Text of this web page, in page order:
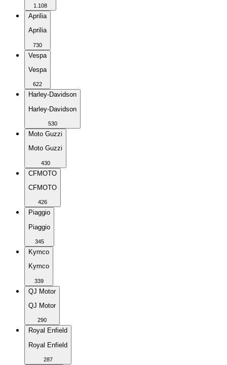
1.108
Aprilia
Aprilia
730
Vespa
Vespa
622
Harley-Davidson
Harley-Davidson
530
Moto Guzzi
Moto Guzzi
430
CFMOTO
CFMOTO
426
Piaggio
Piaggio
345
Kymco
Kymco
339
QJ Motor
QJ Motor
290
Royal Enfield
Royal Enfield
287